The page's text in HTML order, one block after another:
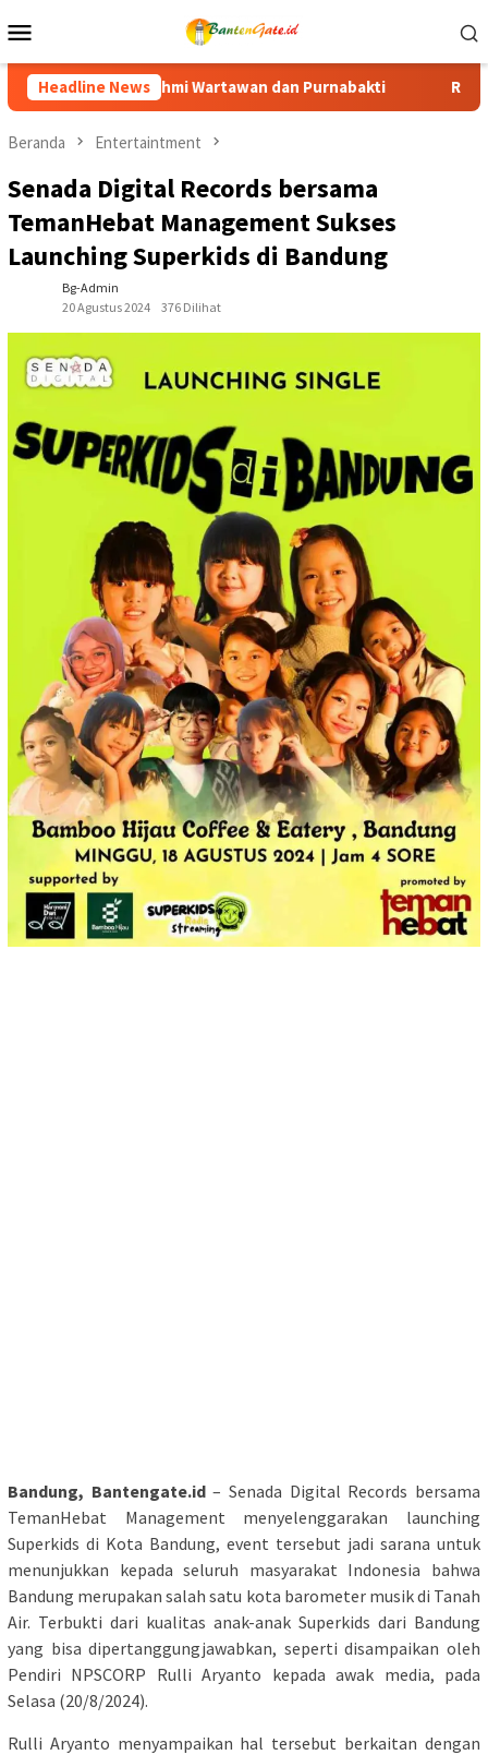
ke
Mobile
Headline News
Purnabakti Ratusan Purna Bhakti dan Warga Siap
Beranda Entertaintment
Senada Digital Records bersama
TemanHebat Management Sukses
Launching Superkids di Bandung
Bg-Admin
20 Agustus 2024
376 Dilihat
Bandung, Bantengate.id– Senada Digital Records bersama
TemanHebat Management menyelenggarakan launching
Superkids di Kota Bandung, event tersebut jadi sarana untuk
menunjukkan kepada seluruh masyarakat Indonesia bahwa
Bandung merupakan salah satu kota barometer musik di Tanah
Air. Terbukti dari kualitas anak-anak Superkids dari Bandung
yang bisa dipertanggungjawabkan, seperti disampaikan oleh
Pendiri NPSCORP Rulli Aryanto kepada awak media, pada
Selasa (20/8/2024).
Rulli Aryanto menyampaikan hal tersebut berkaitan dengan